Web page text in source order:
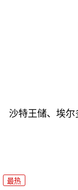
沙特王储、埃
最热